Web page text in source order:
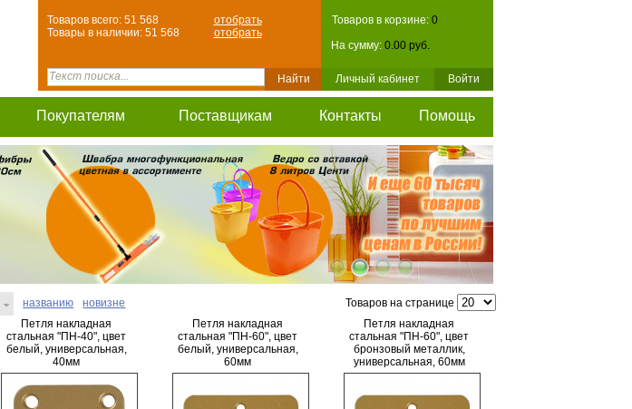
Товаров в корзине: 0
На сумму: 0.00 руб.
Личный кабинет Войти
Товаров всего: 51 568
отобрать
Товары в наличии: 51 568
отобрать
Покупателям Поставщикам Контакты Помощь
названию новизне
Товаров на странице
Петля накладная
стальная "ПН-40", цвет
белый, универсальная,
40мм
Петля накладная
стальная "ПН-60", цвет
белый, универсальная,
60мм
Петля накладная
стальная "ПН-60", цвет
бронзовый металлик,
универсальная, 60мм